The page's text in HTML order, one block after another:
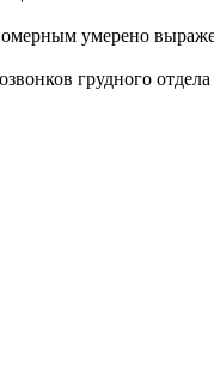
умерено
грудного